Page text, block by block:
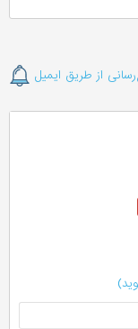
از طریق ایمیل